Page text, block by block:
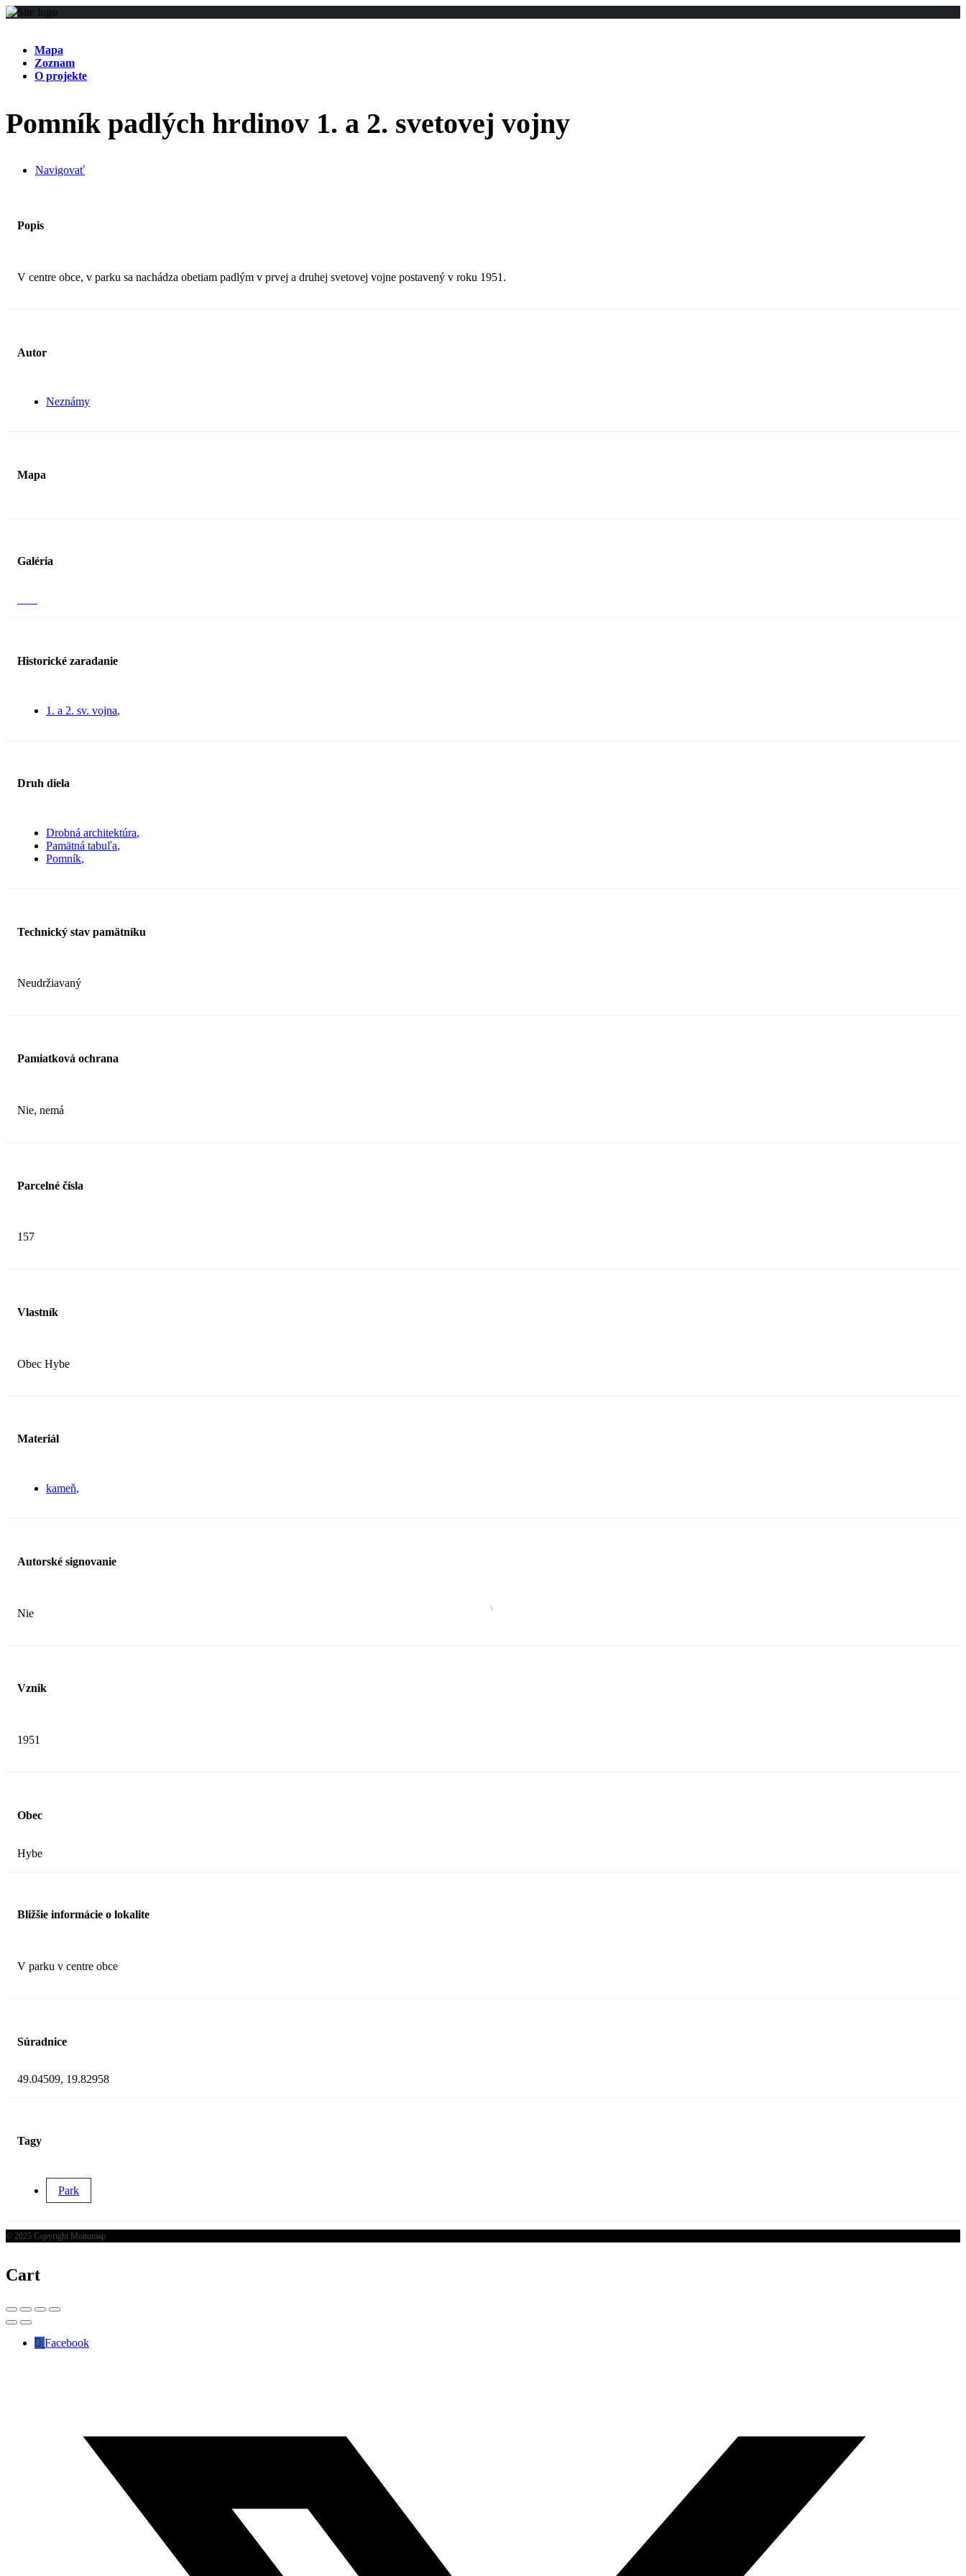
Mapa
Zoznam
O projekte
Pomník padlých hrdinov 1. a 2. svetovej vojny
Navigovať
Popis
V centre obce, v parku sa nachádza obetiam padlým v prvej a druhej svetovej vojne postavený v roku 1951.
Autor
Neznámy
Mapa
Galéria
Historické zaradanie
1. a 2. sv. vojna
Druh diela
Drobná architektúra
Pamätná tabuľa
Pomník
Technický stav pamätníku
Neudržiavaný
Pamiatková ochrana
Nie, nemá
Parcelné čísla
157
Vlastník
Obec Hybe
Materiál
kameň
Autorské signovanie
Nie
Vznik
1951
Obec
Hybe
Bližšie informácie o lokalite
V parku v centre obce
Súradnice
49.04509, 19.82958
Tagy
Park
© 2025 Copyright Monumap
Cart
Facebook